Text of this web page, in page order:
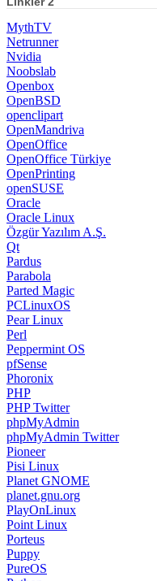
Linkler 2
MythTV
Netrunner
Nvidia
Noobslab
Openbox
OpenBSD
openclipart
OpenMandriva
OpenOffice
OpenOffice Türkiye
OpenPrinting
openSUSE
Oracle
Oracle Linux
Özgür Yazılım A.Ş.
Qt
Pardus
Parabola
Parted Magic
PCLinuxOS
Pear Linux
Perl
Peppermint OS
pfSense
Phoronix
PHP
PHP Twitter
phpMyAdmin
phpMyAdmin Twitter
Pioneer
Pisi Linux
Planet GNOME
planet.gnu.org
PlayOnLinux
Point Linux
Porteus
Puppy
PureOS